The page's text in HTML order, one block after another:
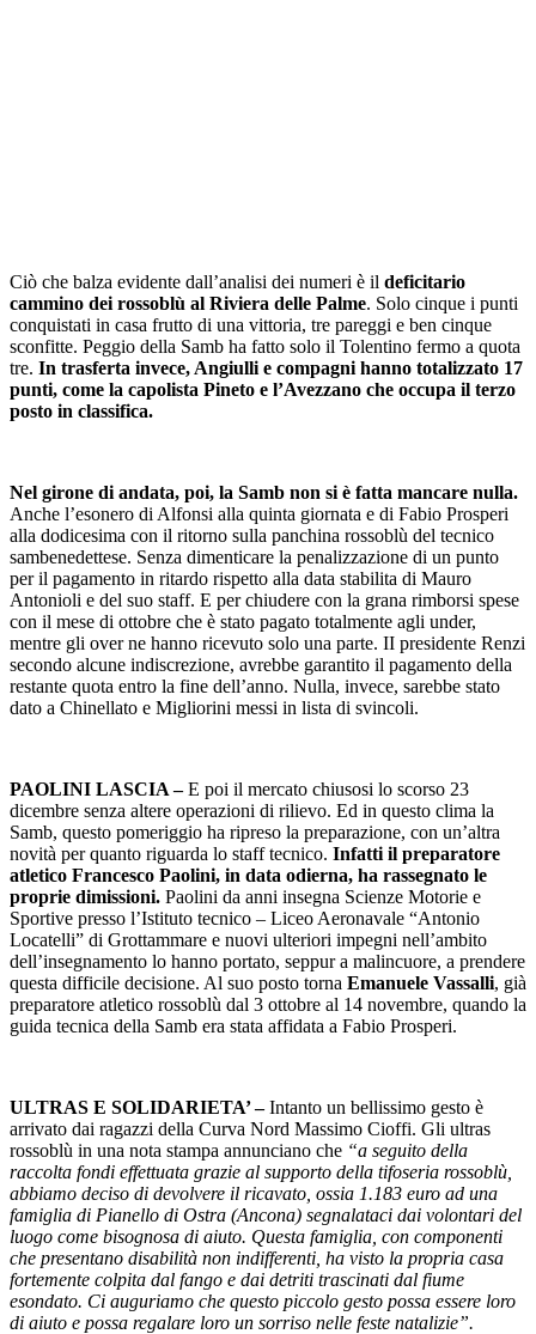
Ciò che balza evidente dall’analisi dei numeri è il deficitario
cammino dei rossoblù al Riviera delle Palme. Solo cinque i punti
conquistati in casa frutto di una vittoria, tre pareggi e ben cinque
sconfitte. Peggio della Samb ha fatto solo il Tolentino fermo a quota
tre. In trasferta invece, Angiulli e compagni hanno totalizzato 17
punti, come la capolista Pineto e l’Avezzano che occupa il terzo
posto in classifica.
Nel girone di andata, poi, la Samb non si è fatta mancare nulla.
Anche l’esonero di Alfonsi alla quinta giornata e di Fabio Prosperi
alla dodicesima con il ritorno sulla panchina rossoblù del tecnico
sambenedettese. Senza dimenticare la penalizzazione di un punto
per il pagamento in ritardo rispetto alla data stabilita di Mauro
Antonioli e del suo staff. E per chiudere con la grana rimborsi spese
con il mese di ottobre che è stato pagato totalmente agli under,
mentre gli over ne hanno ricevuto solo una parte. II presidente Renzi
secondo alcune indiscrezione, avrebbe garantito il pagamento della
restante quota entro la fine dell’anno. Nulla, invece, sarebbe stato
dato a Chinellato e Migliorini messi in lista di svincoli.
PAOLINI LASCIA –E poi il mercato chiusosi lo scorso 23
dicembre senza altere operazioni di rilievo. Ed in questo clima la
Samb, questo pomeriggio ha ripreso la preparazione, con un’altra
novità per quanto riguarda lo staff tecnico. Infatti il preparatore
atletico Francesco Paolini, in data odierna, ha rassegnato le
proprie dimissioni. Paolini da anni insegna Scienze Motorie e
Sportive presso l’Istituto tecnico – Liceo Aeronavale “Antonio
Locatelli” di Grottammare e nuovi ulteriori impegni nell’ambito
dell’insegnamento lo hanno portato, seppur a malincuore, a prendere
questa difficile decisione. Al suo posto torna Emanuele Vassalli, già
preparatore atletico rossoblù dal 3 ottobre al 14 novembre, quando la
guida tecnica della Samb era stata affidata a Fabio Prosperi.
ULTRAS E SOLIDARIETA’ –Intanto un bellissimo gesto è
arrivato dai ragazzi della Curva Nord Massimo Cioffi. Gli ultras
rossoblù in una nota stampa annunciano che “a seguito della
raccolta fondi effettuata grazie al supporto della tifoseria rossoblù,
abbiamo deciso di devolvere il ricavato, ossia 1.183 euro ad una
famiglia di Pianello di Ostra (Ancona) segnalataci dai volontari del
luogo come bisognosa di aiuto. Questa famiglia, con componenti
che presentano disabilità non indifferenti, ha visto la propria casa
fortemente colpita dal fango e dai detriti trascinati dal fiume
esondato. Ci auguriamo che questo piccolo gesto possa essere loro
di aiuto e possa regalare loro un sorriso nelle feste natalizie”.